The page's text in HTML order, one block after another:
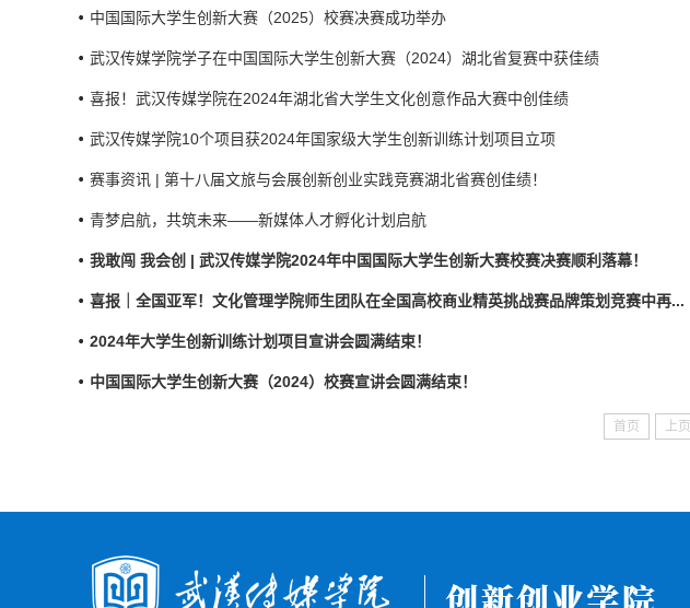
中国国际大学生创新大赛（2025）校赛决赛成功举办
武汉传媒学院学子在中国国际大学生创新大赛（2024）湖北省复赛中获佳绩
喜报！武汉传媒学院在2024年湖北省大学生文化创意作品大赛中创佳绩
武汉传媒学院10个项目获2024年国家级大学生创新训练计划项目立项
赛事资讯 | 第十八届文旅与会展创新创业实践竞赛湖北省赛创佳绩！
青梦启航，共筑未来——新媒体人才孵化计划启航
我敢闯 我会创 | 武汉传媒学院2024年中国国际大学生创新大赛校赛决赛顺利落幕！
喜报｜全国亚军！文化管理学院师生团队在全国高校商业精英挑战赛品牌策划竞赛中再...
2024年大学生创新训练计划项目宣讲会圆满结束！
中国国际大学生创新大赛（2024）校赛宣讲会圆满结束！
首页 上页